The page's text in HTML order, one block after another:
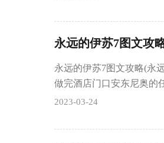
永远的伊苏7图文攻
永远的伊苏7图文攻略(永
做完酒店门口安东尼奥的
2023-03-24